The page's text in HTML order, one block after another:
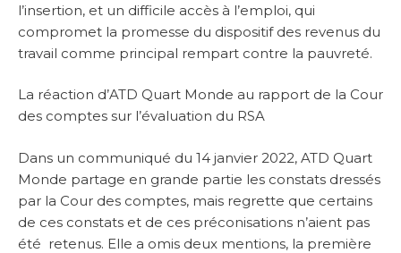
l’insertion, et un difficile accès à l’emploi, qui
compromet la promesse du dispositif des revenus du
travail comme principal rempart contre la pauvreté.
La réaction d’ATD Quart Monde au rapport de la Cour
des comptes sur l’évaluation du RSA
Dans un communiqué du 14 janvier 2022, ATD Quart
Monde partage en grande partie les constats dressés
par la Cour des comptes, mais regrette que certains
de ces constats et de ces préconisations n’aient pas
été retenus. Elle a omis deux mentions, la première